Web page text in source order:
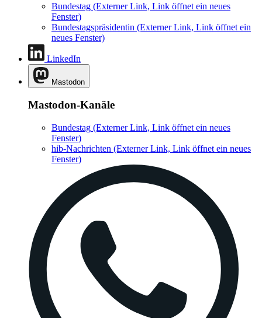
Bundestag (Externer Link, Link öffnet ein neues
Fenster)
Bundestagspräsidentin (Externer Link, Link öffnet ein
neues Fenster)
LinkedIn
Mastodon
Mastodon-Kanäle
Bundestag (Externer Link, Link öffnet ein neues
Fenster)
hib-Nachrichten (Externer Link, Link öffnet ein neues
Fenster)